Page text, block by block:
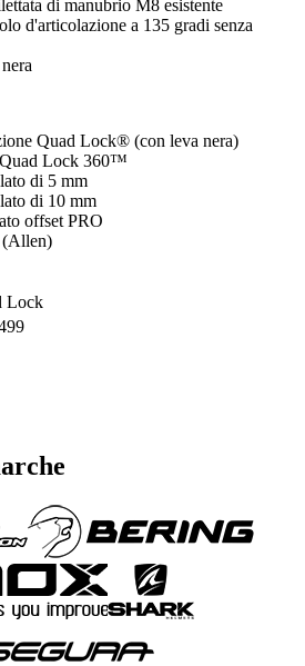
di manubrio M8 esistente
d'articolazione a 135 gradi senza
Quad Lock® (con leva nera)
Lock 360™
di 5 mm
di 10 mm
offset PRO
(Allen)
Lock